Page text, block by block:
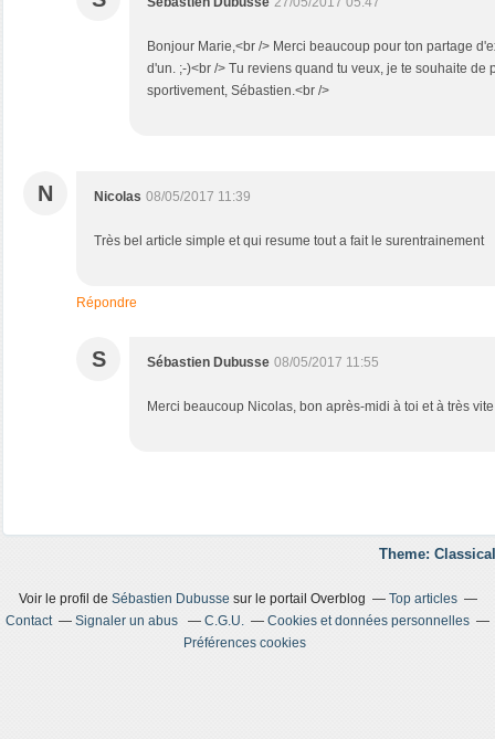
Bonjour Marie,<br /> Merci beaucoup pour ton partage
d'un. ;-)<br /> Tu reviens quand tu veux, je te souhaite de
sportivement, Sébastien.<br />
N Nicolas 08/05/2017 11:39
Très bel article simple et qui resume tout a fait le surentrainement
Répondre
S Sébastien Dubusse 08/05/2017 11:55
Merci beaucoup Nicolas, bon après-midi à toi et à très vite
Theme:
Voir le profil de Sébastien Dubussesur le portail Overblog
Top articles
Contact
Signaler un abus C.G.U.
Cookies et données personnelles
Préférences cookies